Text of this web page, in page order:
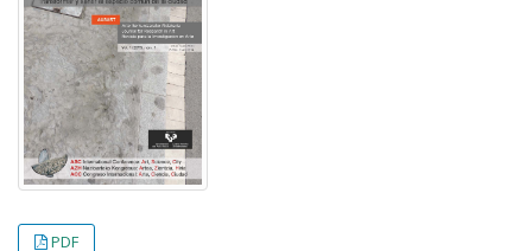
PDF